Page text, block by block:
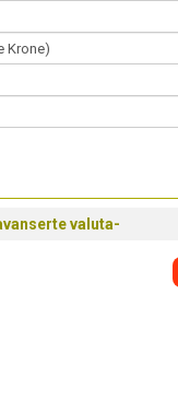
valuta-